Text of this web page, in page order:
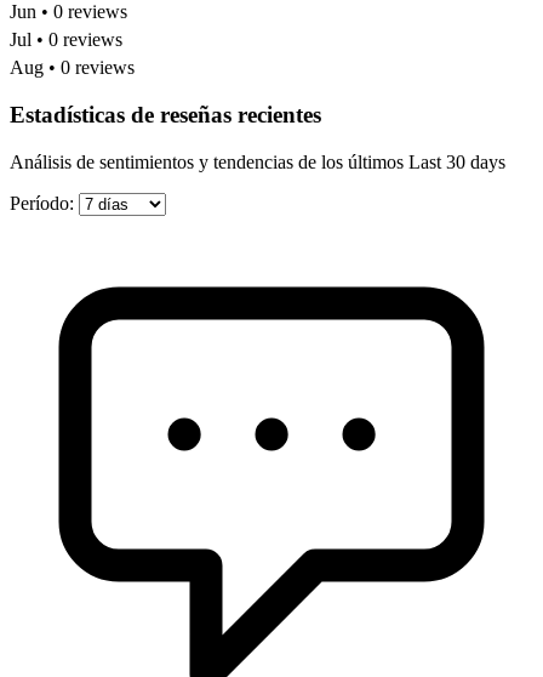
Jun • 0 reviews
Jul • 0 reviews
Aug • 0 reviews
Estadísticas de reseñas recientes
Análisis de sentimientos y tendencias de los últimos Last 30 days
Período: